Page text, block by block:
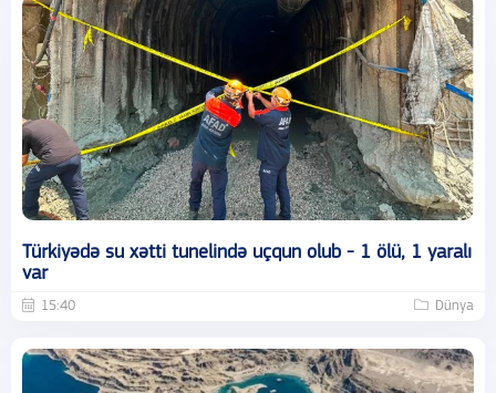
Türkiyədə su xətti tunelində uçqun olub - 1 ölü, 1 yaralı
var
15:40 Dünya